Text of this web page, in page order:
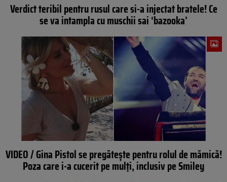
Verdict teribil pentru rusul care si-a injectat bratele! Ce
se va intampla cu muschii sai ‘bazooka’
VIDEO / Gina Pistol se pregăteşte pentru rolul de mămică!
Poza care i-a cucerit pe mulţi, inclusiv pe Smiley